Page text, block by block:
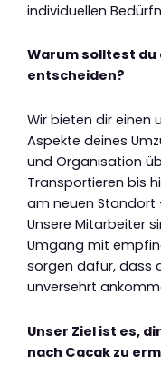
individuellen
Warum solltest du
entscheiden?
Wir bieten dir einen
Aspekte deines
und Organisation
Transportieren bis
am neuen Standort
Unsere Mitarbeiter
Umgang mit
sorgen dafür, dass
unversehrt
Unser Ziel ist es,
nach Cacak zu